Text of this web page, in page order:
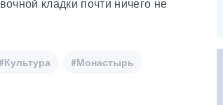
кладки почти ничего не
#Монастырь